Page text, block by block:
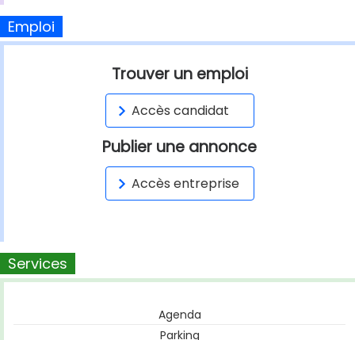
Emploi
Trouver un emploi
Accès candidat
Publier une annonce
Accès entreprise
Services
Agenda
Parking